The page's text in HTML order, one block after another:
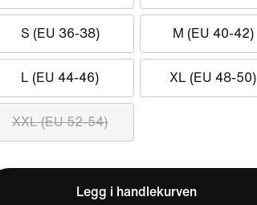
S (EU 36-38) M (EU 40-42)
L (EU 44-46) XL (EU 48-50)
XXL (EU 52-54)
Legg i handlekurven